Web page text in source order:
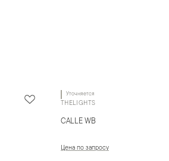
Уточняется
THELIGHTS
CALLE WB
Цена по запросу